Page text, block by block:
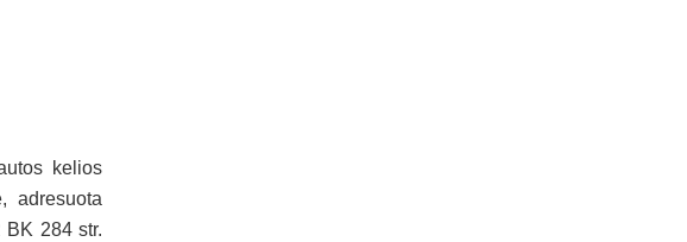
kelios
adresuota
BK 284 str.